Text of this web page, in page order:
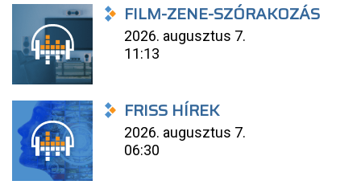
FILM-ZENE-SZÓRAKOZÁS
2026. augusztus 7.
11:13
FRISS HÍREK
2026. augusztus 7.
06:30